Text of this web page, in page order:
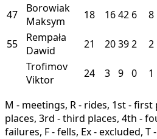
47
Borowiak
Maksym
18 1642 6 8
55
Rempała
Dawid
21 20392 2
Trofimov
Viktor
24 3 9 0 1
M - meetings, R - rides, 1st - first
places, 3rd - third places, 4th -
failures, F - fells, Ex - excluded, T